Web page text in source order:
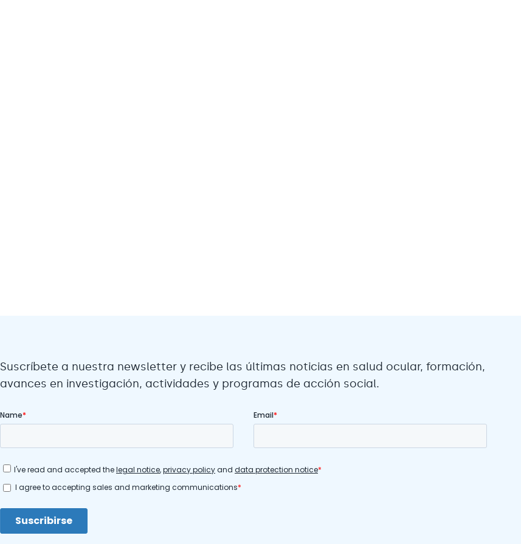
Suscríbete a nuestra newsletter y recibe las últimas noticias en salud ocular, formación,
avances en investigación, actividades y programas de acción social.